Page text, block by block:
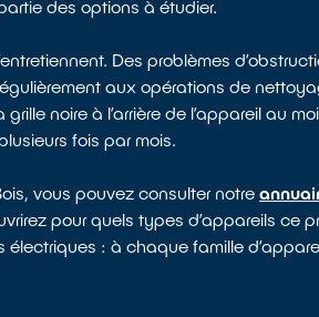
des options à étudier.
Des problèmes
aux opérations de
noire à l’arrière de l’appareil au
fois par mois.
vous pouvez consulter notre
pour quels types d’appareils ce
: à chaque famille